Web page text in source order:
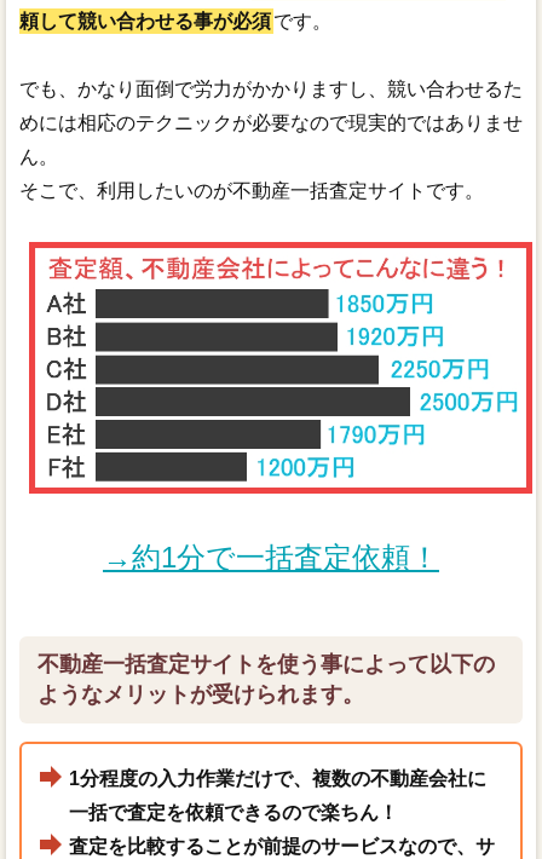
頼して競い合わせる事が必須です。
でも、かなり面倒で労力がかかりますし、競い合わせるた
めには相応のテクニックが必要なので現実的ではありませ
ん。
そこで、利用したいのが不動産一括査定サイトです。
→約1分で一括査定依頼！
不動産一括査定サイトを使う事によって以下の
ようなメリットが受けられます。
1分程度の入力作業だけで、複数の不動産会社に
一括で査定を依頼できるので楽ちん！
査定を比較することが前提のサービスなので、サ